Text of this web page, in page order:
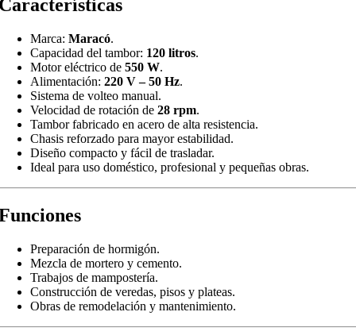
Marca: Maracó.
Capacidad del tambor: 120 litros.
Motor eléctrico de 550 W.
Alimentación: 220 V – 50 Hz.
Sistema de volteo manual.
Velocidad de rotación de 28 rpm.
Tambor fabricado en acero de alta resistencia.
Chasis reforzado para mayor estabilidad.
Diseño compacto y fácil de trasladar.
Ideal para uso doméstico, profesional y pequeñas obras.
Preparación de hormigón.
Mezcla de mortero y cemento.
Trabajos de mampostería.
Construcción de veredas, pisos y plateas.
Obras de remodelación y mantenimiento.